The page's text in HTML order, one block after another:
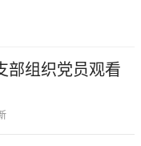
部组织党员观看